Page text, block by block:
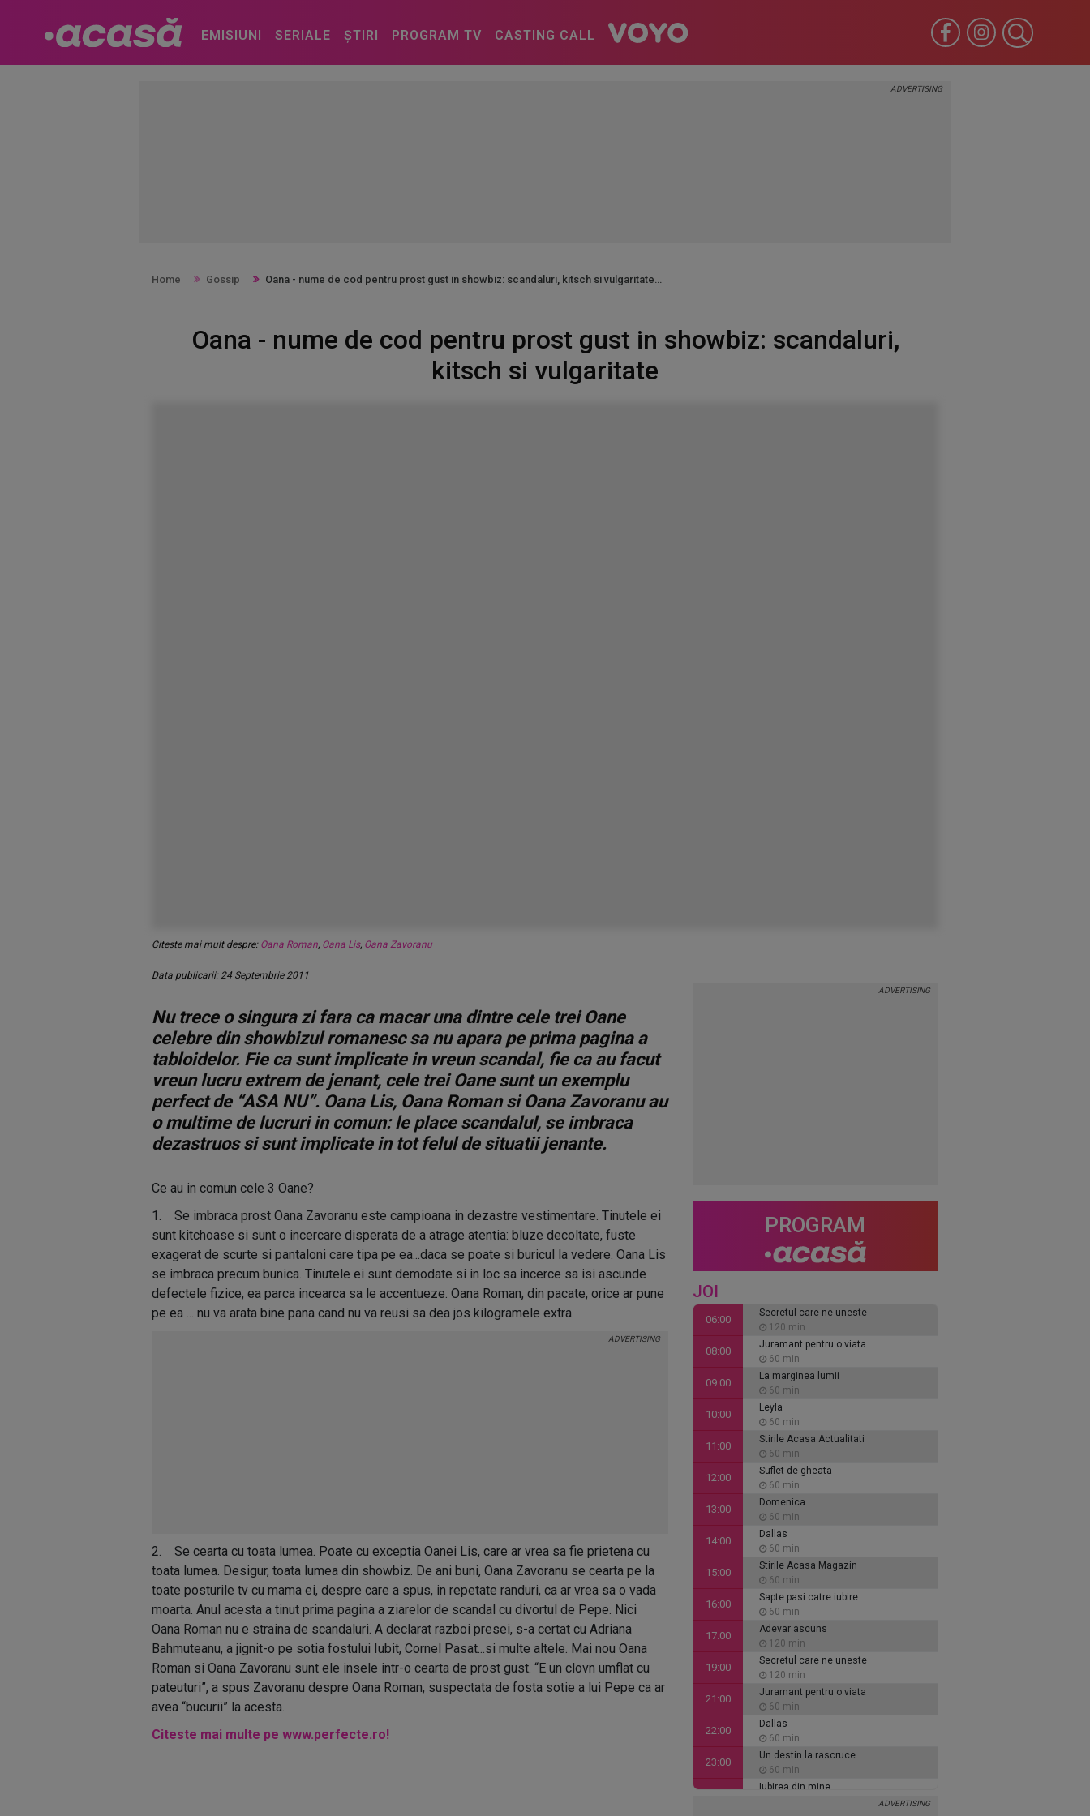
EMISIUNI SERIALE ȘTIRI PROGRAM TV CASTING CALL
Home Gossip Oana - nume de cod pentru prost gust in showbiz: scandaluri, kitsch si vulgaritate
Oana - nume de cod pentru prost gust in showbiz: scandaluri,
kitsch si vulgaritate
Citeste mai mult despre: Oana Roman, Oana Lis, Oana Zavoranu
Data publicarii: 24 Septembrie 2011
Nu trece o singura zi fara ca macar una dintre cele trei Oane
celebre din showbizul romanesc sa nu apara pe prima pagina a
tabloidelor. Fie ca sunt implicate in vreun scandal, fie ca au facut
vreun lucru extrem de jenant, cele trei Oane sunt un exemplu
perfect de “ASA NU”. Oana Lis, Oana Roman si Oana Zavoranu au
o multime de lucruri in comun: le place scandalul, se imbraca
dezastruos si sunt implicate in tot felul de situatii jenante.
Ce au in comun cele 3 Oane?
1. Se imbraca prost Oana Zavoranu este campioana in dezastre vestimentare. Tinutele ei
sunt kitchoase si sunt o incercare disperata de a atrage atentia: bluze decoltate, fuste
exagerat de scurte si pantaloni care tipa pe ea...daca se poate si buricul la vedere. Oana Lis
se imbraca precum bunica. Tinutele ei sunt demodate si in loc sa incerce sa isi ascunde
defectele fizice, ea parca incearca sa le accentueze. Oana Roman, din pacate, orice ar pune
pe ea ... nu va arata bine pana cand nu va reusi sa dea jos kilogramele extra.
2. Se cearta cu toata lumea. Poate cu exceptia Oanei Lis, care ar vrea sa fie prietena cu
toata lumea. Desigur, toata lumea din showbiz. De ani buni, Oana Zavoranu se cearta pe la
toate posturile tv cu mama ei, despre care a spus, in repetate randuri, ca ar vrea sa o vada
moarta. Anul acesta a tinut prima pagina a ziarelor de scandal cu divortul de Pepe. Nici
Oana Roman nu e straina de scandaluri. A declarat razboi presei, s-a certat cu Adriana
Bahmuteanu, a jignit-o pe sotia fostului Iubit, Cornel Pasat...si multe altele. Mai nou Oana
Roman si Oana Zavoranu sunt ele insele intr-o cearta de prost gust. “E un clovn umflat cu
pateuturi”, a spus Zavoranu despre Oana Roman, suspectata de fosta sotie a lui Pepe ca ar
avea “bucurii” la acesta.
Citeste mai multe pe www.perfecte.ro!
PROGRAM
JOI
06:00
Secretul care ne uneste
120 min
08:00
Juramant pentru o viata
60 min
09:00
La marginea lumii
60 min
10:00
Leyla
60 min
11:00
Stirile Acasa Actualitati
60 min
12:00
Suflet de gheata
60 min
13:00
Domenica
60 min
14:00
Dallas
60 min
15:00
Stirile Acasa Magazin
60 min
16:00
Sapte pasi catre iubire
60 min
17:00
Adevar ascuns
120 min
19:00
Secretul care ne uneste
120 min
21:00
Juramant pentru o viata
60 min
22:00
Dallas
60 min
23:00
Un destin la rascruce
60 min
Iubirea din mine